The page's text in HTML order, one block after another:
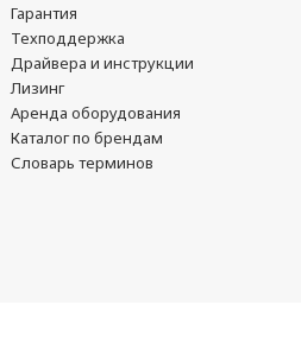
Гарантия
Техподдержка
Драйвера и инструкции
Лизинг
Аренда оборудования
Каталог по брендам
Словарь терминов